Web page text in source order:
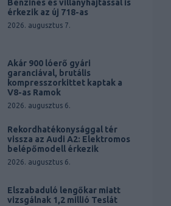
Benzines és villanyhajtással is
érkezik az új 718-as
2026. augusztus 7.
Akár 900 lóerő gyári
garanciával, brutális
kompresszorkittet kaptak a
V8-as Ramok
2026. augusztus 6.
Rekordhatékonysággal tér
vissza az Audi A2: Elektromos
belépőmodell érkezik
2026. augusztus 6.
Elszabaduló lengőkar miatt
vizsgálnak 1,2 millió Teslát